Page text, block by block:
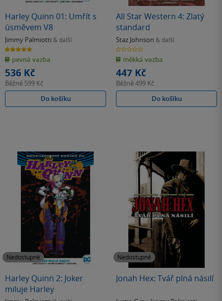
Harley Quinn 01: Umřít s
úsměvem V8
Jimmy Palmiotti & další
5.0
z
5
hvězdiček
pevná vazba
536 Kč
Běžně 599 Kč
Do košíku
All Star Western 4: Zlatý
standard
Staz Johnson & další
0.0
z
5
hvězdiček
měkká vazba
447 Kč
Běžně499 Kč
Do košíku
Nedostupné
Harley Quinn 2: Joker
miluje Harley
Nedostupné
Jonah Hex: Tvář plná násilí